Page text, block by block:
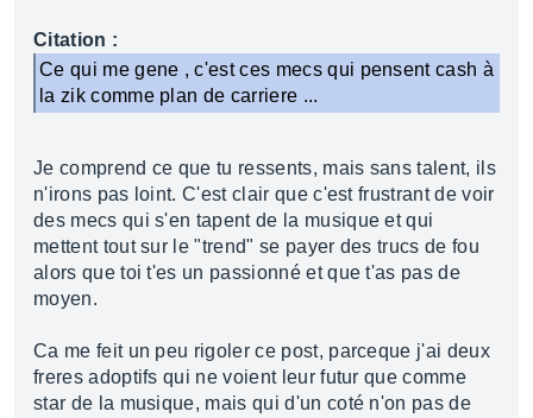
Citation :
Ce qui me gene , c'est ces mecs qui pensent cash à
la zik comme plan de carriere ...
Je comprend ce que tu ressents, mais sans talent, ils
n'irons pas loint. C'est clair que c'est frustrant de voir
des mecs qui s'en tapent de la musique et qui
mettent tout sur le "trend" se payer des trucs de fou
alors que toi t'es un passionné et que t'as pas de
moyen.
Ca me feit un peu rigoler ce post, parceque j'ai deux
freres adoptifs qui ne voient leur futur que comme
star de la musique, mais qui d'un coté n'on pas de